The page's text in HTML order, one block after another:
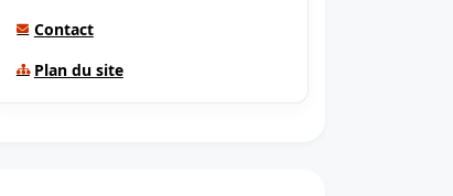
Contact
Plan du site